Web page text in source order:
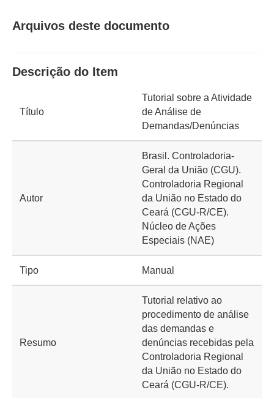
Arquivos deste documento
Descrição do Item
Título
Tutorial sobre a Atividade
de Análise de
Demandas/Denúncias
Autor
Brasil. Controladoria-
Geral da União (CGU).
Controladoria Regional
da União no Estado do
Ceará (CGU-R/CE).
Núcleo de Ações
Especiais (NAE)
Tipo Manual
Resumo
Tutorial relativo ao
procedimento de análise
das demandas e
denúncias recebidas pela
Controladoria Regional
da União no Estado do
Ceará (CGU-R/CE).